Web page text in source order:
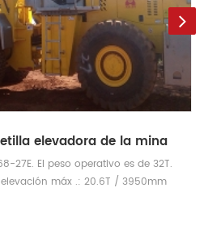
elevadora de la mina
27E. El peso operativo es de 32T.
máx .: 20.6T / 3950mm